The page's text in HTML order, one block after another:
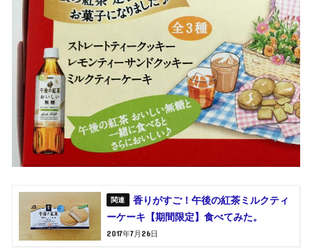
香りがすご！午後の紅茶ミルクティ
ーケーキ【期間限定】食べてみた。
2017年7月26日